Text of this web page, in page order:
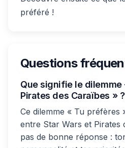
préféré !
Questions
Que signifie le dilemme
Pirates des Caraïbes » ?
Ce dilemme « Tu préfères
entre Star Wars et Pirates
pas de bonne réponse :